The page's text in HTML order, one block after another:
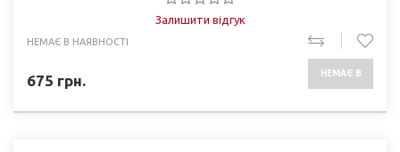
Залишити відгук
НЕМАЄ В НАЯВНОСТІ
675 грн. НЕМАЄ В